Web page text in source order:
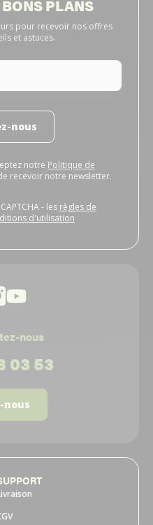
PLANS
pour recevoir nos offres
et astuces.
nous
notre Politique de
recevoir notre newsletter.
- les règles de
d'utilisation
nous
03 53
nous